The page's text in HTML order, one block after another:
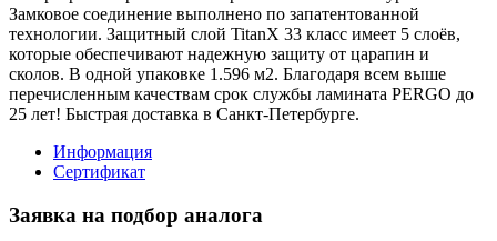
Замковое соединение выполнено по запатентованной
технологии. Защитный слой TitanX 33 класс имеет 5 слоёв,
которые обеспечивают надежную защиту от царапин и
сколов. В одной упаковке 1.596 м2. Благодаря всем выше
перечисленным качествам срок службы ламината PERGO до
25 лет! Быстрая доставка в Санкт-Петербурге.
Информация
Сертификат
Заявка на подбор аналога